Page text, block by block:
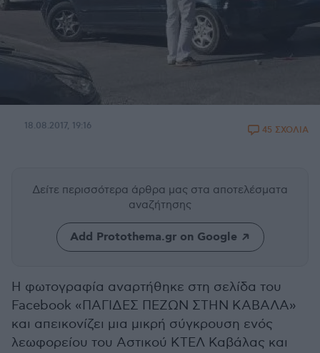
18.08.2017, 19:16 45 ΣΧΟΛΙΑ
Δείτε περισσότερα άρθρα μας στα αποτελέσματα
αναζήτησης
Add Protothema.gr on Google
Η φωτογραφία αναρτήθηκε στη σελίδα του
Facebook «ΠΑΓΙΔΕΣ ΠΕΖΩΝ ΣΤΗΝ ΚΑΒΑΛΑ»
και απεικονίζει μια μικρή σύγκρουση ενός
λεωφορείου του Αστικού ΚΤΕΛ Καβάλας και